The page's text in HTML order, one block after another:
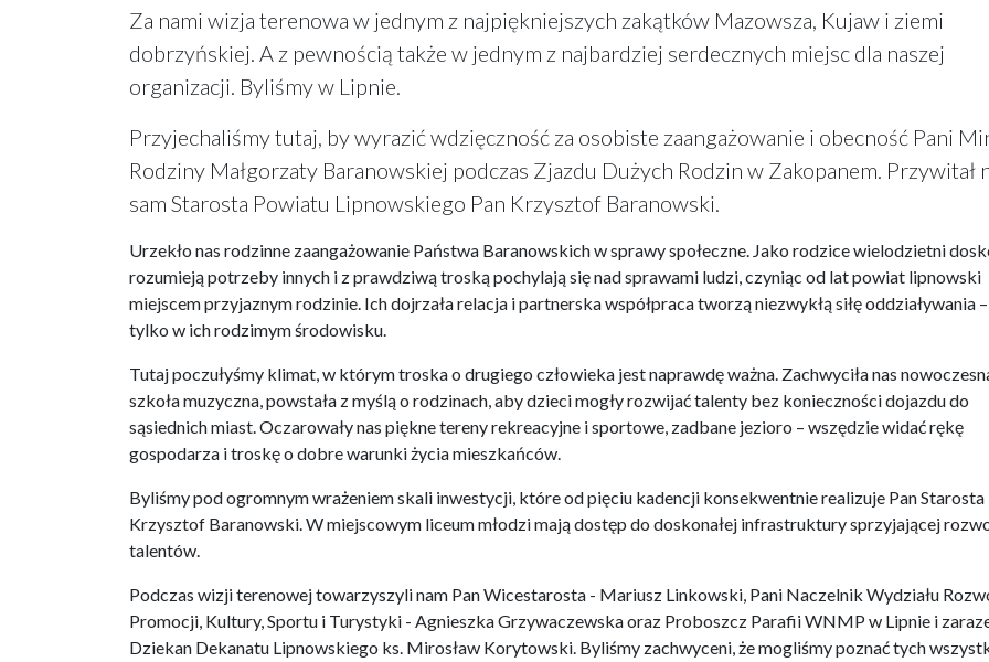
Za nami wizja terenowa w jednym z najpiękniejszych zakątków Mazowsza, Kujaw i ziemi
dobrzyńskiej. A z pewnością także w jednym z najbardziej serdecznych miejsc dla naszej
organizacji. Byliśmy w Lipnie.
Przyjechaliśmy tutaj, by wyrazić wdzięczność za osobiste zaangażowanie i obecność Pani
Rodziny Małgorzaty Baranowskiej podczas Zjazdu Dużych Rodzin w Zakopanem. Przywitał
sam Starosta Powiatu Lipnowskiego Pan Krzysztof Baranowski.
Urzekło nas rodzinne zaangażowanie Państwa Baranowskich w sprawy społeczne. Jako rodzice wielodzietni
rozumieją potrzeby innych i z prawdziwą troską pochylają się nad sprawami ludzi, czyniąc od lat powiat lipnowski
miejscem przyjaznym rodzinie. Ich dojrzała relacja i partnerska współpraca tworzą niezwykłą siłę oddziaływania
tylko w ich rodzimym środowisku.
Tutaj poczułyśmy klimat, w którym troska o drugiego człowieka jest naprawdę ważna. Zachwyciła nas
szkoła muzyczna, powstała z myślą o rodzinach, aby dzieci mogły rozwijać talenty bez konieczności dojazdu do
sąsiednich miast. Oczarowały nas piękne tereny rekreacyjne i sportowe, zadbane jezioro – wszędzie widać rękę
gospodarza i troskę o dobre warunki życia mieszkańców.
Byliśmy pod ogromnym wrażeniem skali inwestycji, które od pięciu kadencji konsekwentnie realizuje Pan Starosta
Krzysztof Baranowski. W miejscowym liceum młodzi mają dostęp do doskonałej infrastruktury sprzyjającej
talentów.
Podczas wizji terenowej towarzyszyli nam Pan Wicestarosta - Mariusz Linkowski, Pani Naczelnik Wydziału
Promocji, Kultury, Sportu i Turystyki - Agnieszka Grzywaczewska oraz Proboszcz Parafii WNMP w Lipnie i
Dziekan Dekanatu Lipnowskiego ks. Mirosław Korytowski. Byliśmy zachwyceni, że mogliśmy poznać tych